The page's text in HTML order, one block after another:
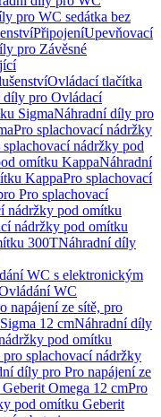
pro WC sedátka bez
PřipojeníUpevňovací
pro Závěsné
Ovládací tlačítka
díly pro Ovládací
SigmaNáhradní díly pro
Pro splachovací nádržky
nádržky pod
omítku KappaNáhradní
KappaPro splachovací
Pro splachovací
nádržky pod omítku
nádržky pod omítku
300TNáhradní díly
WC s elektronickým
WC
napájení ze sítě, pro
12 cmNáhradní díly
pod omítku
pro splachovací nádržky
díly pro Pro napájení ze
Omega 12 cmPro
pod omítku Geberit